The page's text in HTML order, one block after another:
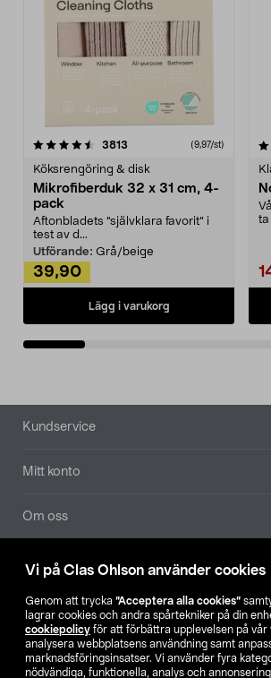
Vi på Clas Ohlson använder cookies
Genom att trycka ”Acceptera alla cookies”
lagrar cookies och andra spårtekniker på din
cookiepolicy för att förbättra upplevelsen på vår
analysera webbplatsens användning samt
marknadsföringsinsatser. Vi använder fyra
nödvändiga, funktionella, analys och
3813 (9,97/st)
Köksrengöring & disk
Mikrofiberduk 32 x 31 cm, 4-
pack
Aftonbladets "självklara favorit” i
test av d...
Utförande: Grå/beige
39,90
Lägg i varukorg
4.0av 5 stjärnor
ta
Sidfot
Kundservice
Mitt konto
Om oss
Aktuellt
Våra bolag
Hitta butik